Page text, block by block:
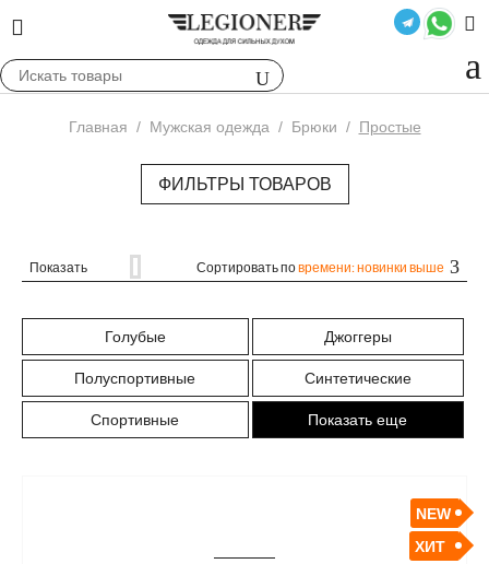
Главная / Мужская одежда / Брюки / Простые
ФИЛЬТРЫ ТОВАРОВ
Показать Сортировать повремени: новинки выше
Голубые Джоггеры
Полуспортивные Синтетические
Спортивные Показать еще
NEW
ХИТ